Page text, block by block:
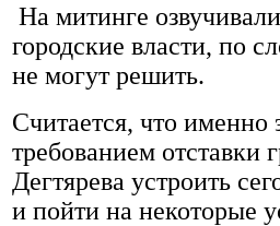
На митинге
городские власти, по
не могут решить.
Считается, что именно
требованием отставки
Дегтярева устроить
и пойти на некоторые